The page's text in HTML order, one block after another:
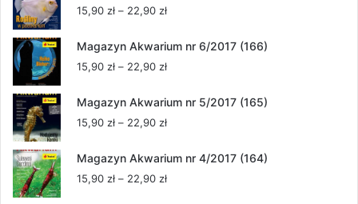
15,90 zł – 22,90 złZakres
od
Magazyn Akwarium nr 6/2017 (166)
15,90 zł – 22,90 złZakres
od
Magazyn Akwarium nr 5/2017 (165)
15,90 zł – 22,90 złZakres
od
Magazyn Akwarium nr 4/2017 (164)
15,90 zł – 22,90 złZakres